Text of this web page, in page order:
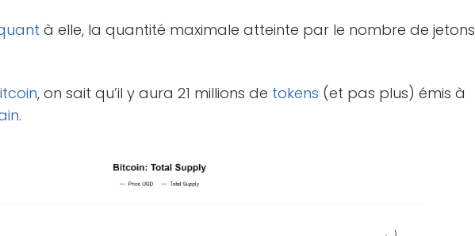
à elle, la quantité maximale atteinte par le nombre de jetons
, on sait qu’il y aura 21 millions de tokens (et pas plus) émis à
.